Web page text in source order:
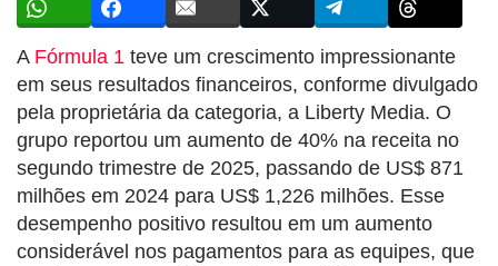
A Fórmula 1 teve um crescimento impressionante
em seus resultados financeiros, conforme divulgado
pela proprietária da categoria, a Liberty Media. O
grupo reportou um aumento de 40% na receita no
segundo trimestre de 2025, passando de US$ 871
milhões em 2024 para US$ 1,226 milhões. Esse
desempenho positivo resultou em um aumento
considerável nos pagamentos para as equipes, que